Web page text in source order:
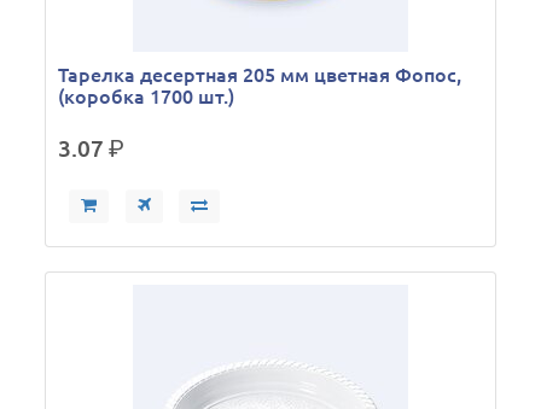
Тарелка десертная 205 мм цветная Фопос,
(коробка 1700 шт.)
3.07р.